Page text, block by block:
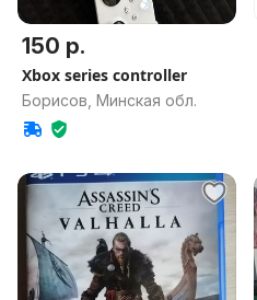
150 р.
Xbox series controller
Борисов, Минская обл.